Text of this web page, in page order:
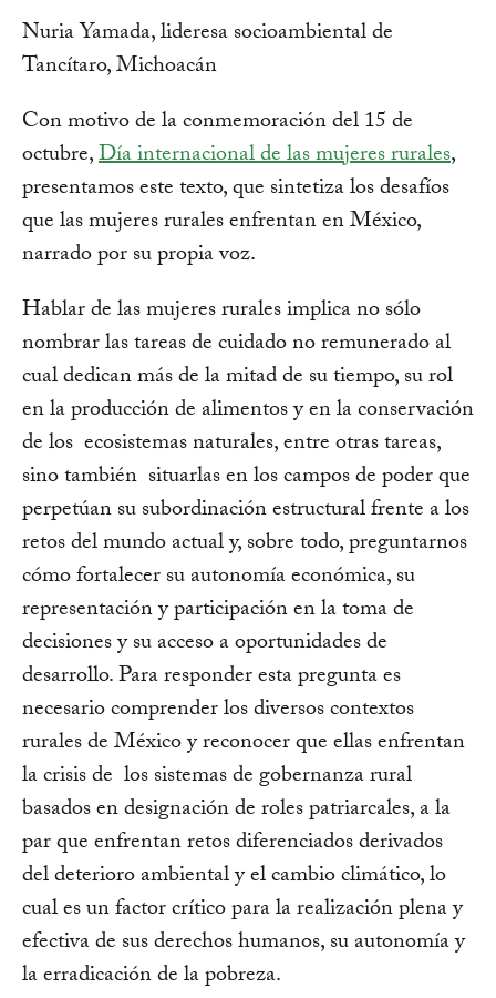
Nuria Yamada, lideresa socioambiental de
Tancítaro, Michoacán
Con motivo de la conmemoración del 15 de
octubre,Día internacional de las mujeres rurales,
presentamos este texto, que sintetiza los desafíos
que las mujeres rurales enfrentan en México,
narrado por su propia voz.
Hablar de las mujeres rurales implica no sólo
nombrar las tareas de cuidado no remunerado al
cual dedican más de la mitad de su tiempo, su rol
en la producción de alimentos y en la conservación
de los ecosistemas naturales, entre otras tareas,
sino también situarlas en los campos de poder que
perpetúan su subordinación estructural frente a los
retos del mundo actual y, sobre todo, preguntarnos
cómo fortalecer su autonomía económica, su
representación y participación en la toma de
decisiones y su acceso a oportunidades de
desarrollo. Para responder esta pregunta es
necesario comprender los diversos contextos
rurales de México y reconocer que ellas enfrentan
la crisis de los sistemas de gobernanza rural
basados en designación de roles patriarcales, a la
par que enfrentan retos diferenciados derivados
del deterioro ambiental y el cambio climático, lo
cual es un factor crítico para la realización plena y
efectiva de sus derechos humanos, su autonomía y
la erradicación de la pobreza.